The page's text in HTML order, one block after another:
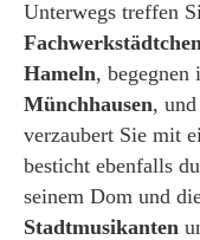
Unterwegs treffen
Fachwerkstädtchen
Hameln, begegnen
Münchhausen,
verzaubert Sie mit
besticht ebenfalls
seinem Dom und
Stadtmusikanten